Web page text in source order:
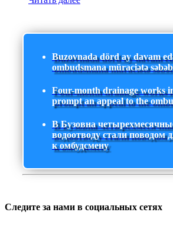
Buzovnada dörd ay davam
ombudsmana müraciətə
Four-month drainage works
prompt an appeal to the
В Бузовна
водоотводу стали поводом
к омбудсмену
Следите за нами в социальных сетях